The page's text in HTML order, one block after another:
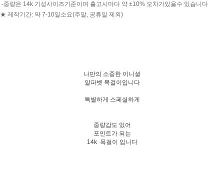
-중량은 14k 기성사이즈기준이며 출고시마다 약 ±10% 오차가있을수 있습니다
★ 제작기간: 약 7-10일소요(주말, 공휴일 제외)
나만의 소중한 이니셜
알파벳 목걸이입니다
특별하게 스페셜하게
중량감도 있어
포인트가 되는
14k 목걸이 입니다